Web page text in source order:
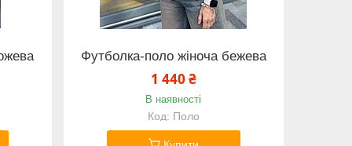
Футболка-поло жіноча бежева
1 440 ₴
В наявності
Поло